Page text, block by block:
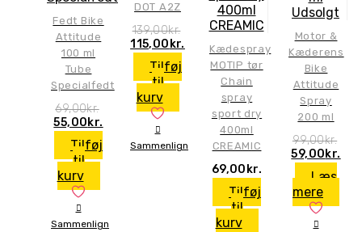
Fedt Bike
Attitude
100 ml
Tube
Specialfedt
69,00kr.
Den
oprindelige
pris
var:
69,00kr..
55,00kr.
aktuelle
pris
er:
Tilføj
til
kurv
Sammenlign
DOT A2Z
139,00kr.
Den
oprindelige
pris
var:
139,00kr..
115,00 kr.
aktuelle
115,00kr..
Tilføj
til
kurv
Sammenlign
Kædespray
MOTIP tør
Chain
spray
sport dry
400ml
CREAMIC
69,00 kr.
Tilføj
til
kurv
Udsolgt
Motor &
Kæderens
Bike
Attitude
Spray
200 ml
99,00kr.
Den
oprindelige
pris
var:
99,00kr..
59,00kr.
Læs
mere